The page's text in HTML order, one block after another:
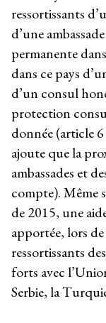
ressortissants
d’une
permanente
dans ce pays
d’un consul
protection
donnée (article
ajoute que la
ambassades et
compte). Même
de 2015, une
apportée, lors
ressortissants
forts avec
Serbie, la